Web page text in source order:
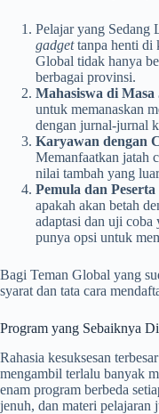
Pelajar yang Sedang
gadgettanpa henti di
Global tidak hanya
berbagai provinsi.
Mahasiswa di Masa
untuk memanaskan
dengan jurnal-jurnal
Karyawan dengan
Memanfaatkan jatah
nilai tambah yang
Pemula dan
apakah akan betah
adaptasi dan uji coba
punya opsi untuk
Bagi Teman Global yang
syarat dan tata cara
Program yang Sebaiknya
Rahasia kesuksesan
mengambil terlalu banyak
enam program berbeda
jenuh, dan materi pelajaran